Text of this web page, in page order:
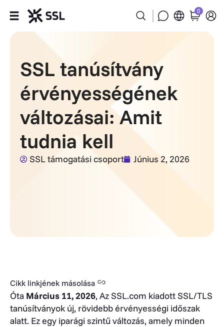
Termékek
Iparágak
Partnerek
Rólunk
Támogatás
0
SSL tanúsítvány
érvényességének
változásai: Amit
tudnia kell
SSL támogatási csoport Június 2, 2026
Cikk linkjének másolása
Óta Március 11, 2026, Az SSL.com kiadott SSL/TLS
tanúsítványok új, rövidebb érvényességi időszak
alatt. Ez egy iparági szintű változás, amely minden